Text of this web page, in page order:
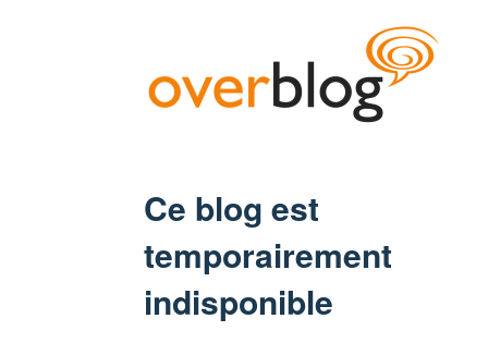
Ce blog est
temporairement
indisponible